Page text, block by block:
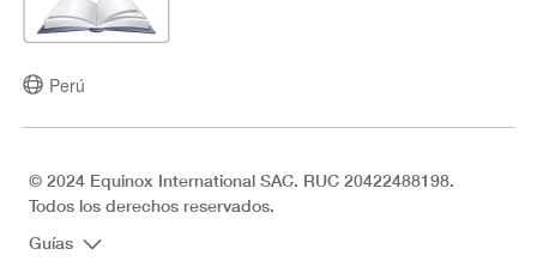
Perú
© 2024 Equinox International SAC. RUC 20422488198.
Todos los derechos reservados.
Guías